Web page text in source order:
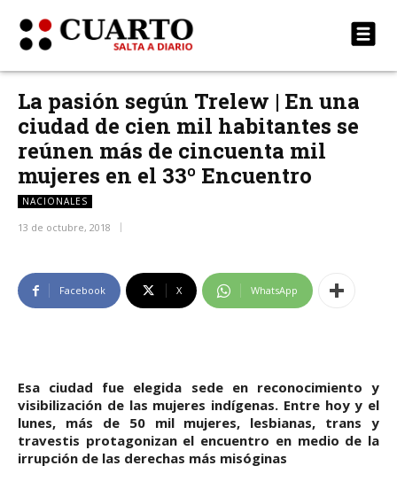
La pasión según Trelew | En una
ciudad de cien mil habitantes se
reúnen más de cincuenta mil
mujeres en el 33º Encuentro
NACIONALES
13 de octubre, 2018
Facebook X WhatsApp
Esa ciudad fue elegida sede en reconocimiento y
visibilización de las mujeres indígenas. Entre hoy y el
lunes, más de 50 mil mujeres, lesbianas, trans y
travestis protagonizan el encuentro en medio de la
irrupción de las derechas más misóginas